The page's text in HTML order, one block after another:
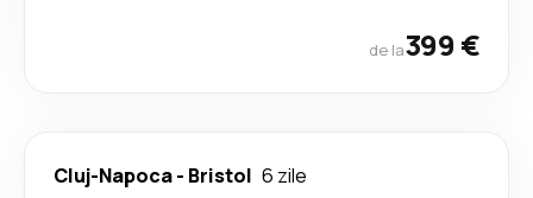
de la399 €
Cluj-Napoca- Bristol 6 zile